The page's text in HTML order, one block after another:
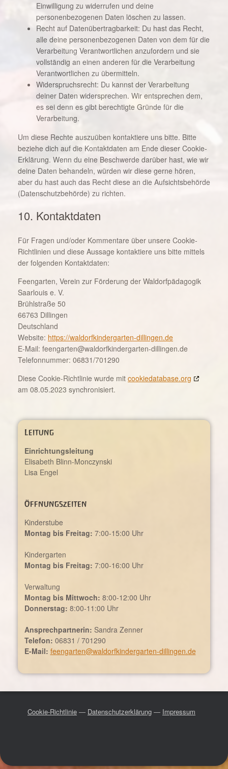
Einwilligung zu widerrufen und deine
personenbezogenen Daten löschen zu lassen.
Recht auf Datenübertragbarkeit: Du hast das Recht,
alle deine personenbezogenen Daten von dem für die
Verarbeitung Verantwortlichen anzufordern und sie
vollständig an einen anderen für die Verarbeitung
Verantwortlichen zu übermitteln.
Widerspruchsrecht: Du kannst der Verarbeitung
deiner Daten widersprechen. Wir entsprechen dem,
es sei denn es gibt berechtigte Gründe für die
Verarbeitung.
Um diese Rechte auszuüben kontaktiere uns bitte. Bitte
beziehe dich auf die Kontaktdaten am Ende dieser Cookie-
Erklärung. Wenn du eine Beschwerde darüber hast, wie wir
deine Daten behandeln, würden wir diese gerne hören,
aber du hast auch das Recht diese an die Aufsichtsbehörde
(Datenschutzbehörde) zu richten.
10. Kontaktdaten
Für Fragen und/oder Kommentare über unsere Cookie-
Richtlinien und diese Aussage kontaktiere uns bitte mittels
der folgenden Kontaktdaten:
Feengarten, Verein zur Förderung der Waldorfpädagogik
Saarlouis e. V.
Brühlstraße 50
66763 Dillingen
Deutschland
Website: https://waldorfkindergarten-dillingen.de
E-Mail: feengarten@waldorfkindergarten-dillingen.de
Telefonnummer: 06831/701290
Diese Cookie-Richtlinie wurde mit cookiedatabase.org
am 08.05.2023 synchronisiert.
Leitung
Einrichtungsleitung
Elisabeth Blinn-Monczynski
Lisa Engel
Öffnungszeiten
Kinderstube
Montag bis Freitag: 7:00-15:00 Uhr
Kindergarten
Montag bis Freitag: 7:00-16:00 Uhr
Verwaltung
Montag bis Mittwoch: 8:00-12:00 Uhr
Donnerstag: 8:00-11:00 Uhr
Ansprechpartnerin: Sandra Zenner
Telefon: 06831 / 701290
E-Mail: feengarten@waldorfkindergarten-dillingen.de
Cookie-Richtlinie — Datenschutzerklärung — Impressum